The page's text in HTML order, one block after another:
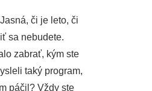
či je leto, či
sa nebudete.
zabrať, kým ste
taký program,
páčil? Vždy ste